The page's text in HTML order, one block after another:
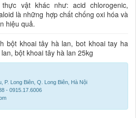
vật khác như: acid chlorogenic,
là những hợp chất chống oxi hóa và
hiệu quả.
bột khoai tây hà lan, bot khoai tay ha
bột khoai tây hà lan 25kg
P. Long Biên, Q. Long Biên, Hà Nội
- 0915.17.6006